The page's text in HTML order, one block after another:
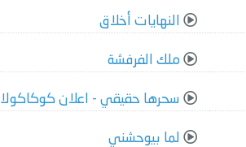
النهايات أخلاق
ملك الفرفشة
سحرها حقيقي - اعلان كوكاكولا
لما بيوحشني